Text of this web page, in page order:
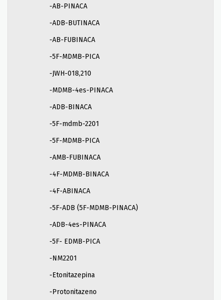
-AB-PINACA
-ADB-BUTINACA
-AB-FUBINACA
-5F-MDMB-PICA
-JWH-018,210
-MDMB-4es-PINACA
-ADB-BINACA
-5F-mdmb-2201
-5F-MDMB-PICA
-AMB-FUBINACA
-4F-MDMB-BINACA
-4F-ABINACA
-5F-ADB (5F-MDMB-PINACA)
-ADB-4es-PINACA
-5F- EDMB-PICA
-NM2201
-Etonitazepina
-Protonitazeno